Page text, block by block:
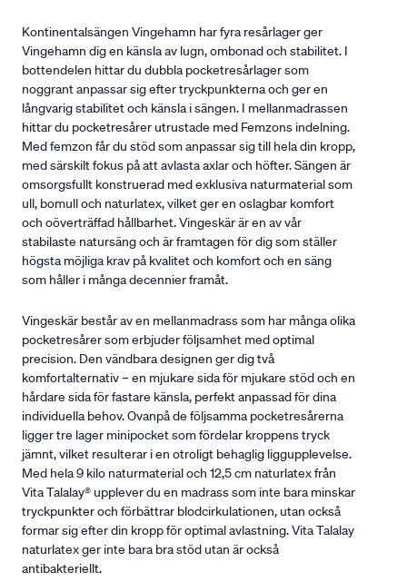
Kontinentalsängen Vingehamn har fyra resårlager ger
Vingehamn dig en känsla av lugn, ombonad och stabilitet. I
bottendelen hittar du dubbla pocketresårlager som
noggrant anpassar sig efter tryckpunkterna och ger en
långvarig stabilitet och känsla i sängen. I mellanmadrassen
hittar du pocketresårer utrustade med Femzons indelning.
Med femzon får du stöd som anpassar sig till hela din kropp,
med särskilt fokus på att avlasta axlar och höfter. Sängen är
omsorgsfullt konstruerad med exklusiva naturmaterial som
ull, bomull och naturlatex, vilket ger en oslagbar komfort
och oöverträffad hållbarhet. Vingeskär är en av vår
stabilaste natursäng och är framtagen för dig som ställer
högsta möjliga krav på kvalitet och komfort och en säng
som håller i många decennier framåt.
Vingeskär består av en mellanmadrass som har många olika
pocketresårer som erbjuder följsamhet med optimal
precision. Den vändbara designen ger dig två
komfortalternativ – en mjukare sida för mjukare stöd och en
hårdare sida för fastare känsla, perfekt anpassad för dina
individuella behov. Ovanpå de följsamma pocketresårerna
ligger tre lager minipocket som fördelar kroppens tryck
jämnt, vilket resulterar i en otroligt behaglig liggupplevelse.
Med hela 9 kilo naturmaterial och 12,5 cm naturlatex från
Vita Talalay® upplever du en madrass som inte bara minskar
tryckpunkter och förbättrar blodcirkulationen, utan också
formar sig efter din kropp för optimal avlastning. Vita Talalay
naturlatex ger inte bara bra stöd utan är också
antibakteriellt.